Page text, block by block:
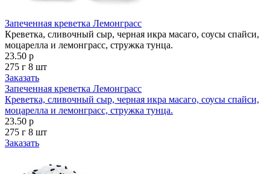
Запеченная креветка Лемонграсс
Креветка, сливочный сыр, черная икра масаго, соусы спайси,
моцарелла и лемонграсс, стружка тунца.
23.50 р
275 г 8 шт
Заказать
Запеченная креветка Лемонграсс
Креветка, сливочный сыр, черная икра масаго, соусы спайси,
моцарелла и лемонграсс, стружка тунца.
23.50 р
275 г 8 шт
Заказать